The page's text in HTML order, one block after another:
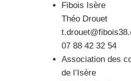
Fibois Isère
Théo Drouet
07 88 42 32 54
Association des
de l’Isère